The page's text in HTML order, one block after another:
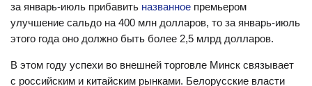
за январь-июль прибавить названное премьером
улучшение сальдо на 400 млн долларов, то за январь-июль
этого года оно должно быть более 2,5 млрд долларов.
В этом году успехи во внешней торговле Минск связывает
с российским и китайским рынками. Белорусские власти